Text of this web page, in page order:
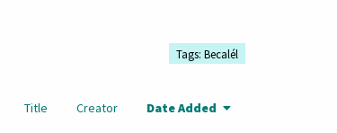
Tags: Becalél
Title Creator Date Added